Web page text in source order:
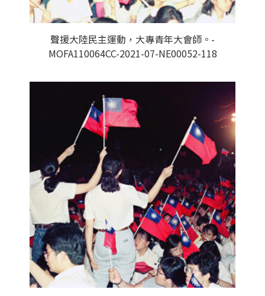
聲援大陸民主運動，大專青年大會師。-
MOFA110064CC-2021-07-NE00052-118